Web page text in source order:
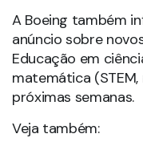
A Boeing também
anúncio sobre
Educação em
matemática (STEM,
próximas semanas.
Veja também: